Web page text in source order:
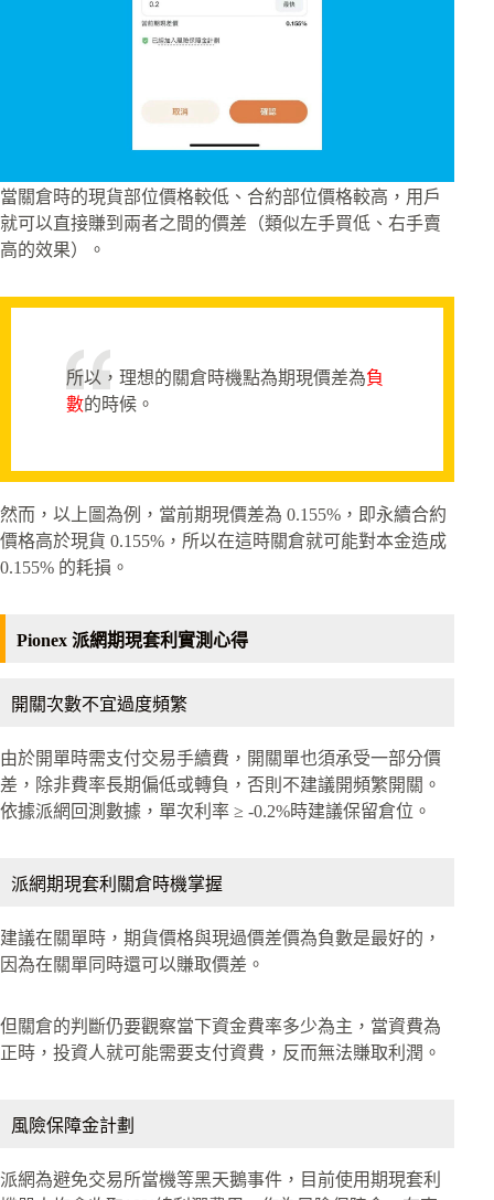
當關倉時的現貨部位價格較低、合約部位價格較高，用戶
就可以直接賺到兩者之間的價差（類似左手買低、右手賣
高的效果）。
所以，理想的關倉時機點為期現價差為負
數的時候。
然而，以上圖為例，當前期現價差為 0.155%，即永續合約
價格高於現貨 0.155%，所以在這時關倉就可能對本金造成
0.155% 的耗損。
Pionex 派網期現套利實測心得
開關次數不宜過度頻繁
由於開單時需支付交易手續費，開關單也須承受一部分價
差，除非費率長期偏低或轉負，否則不建議開頻繁開關。
依據派網回測數據，單次利率 ≥ -0.2%時建議保留倉位。
派網期現套利關倉時機掌握
建議在關單時，期貨價格與現過價差價為負數是最好的，
因為在關單同時還可以賺取價差。
但關倉的判斷仍要觀察當下資金費率多少為主，當資費為
正時，投資人就可能需要支付資費，反而無法賺取利潤。
風險保障金計劃
派網為避免交易所當機等黑天鵝事件，目前使用期現套利